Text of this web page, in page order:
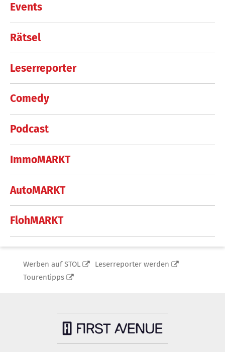
Events
Rätsel
Leserreporter
Comedy
Podcast
ImmoMARKT
AutoMARKT
FlohMARKT
Werben auf STOL
Leserreporter werden
Tourentipps